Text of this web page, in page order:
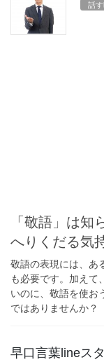
話
「敬語」は知
へりくだる気
敬語の表現には、あ
も必要です。加えて
いのに、敬語を使お
ではありませんか？
早口言葉lineス